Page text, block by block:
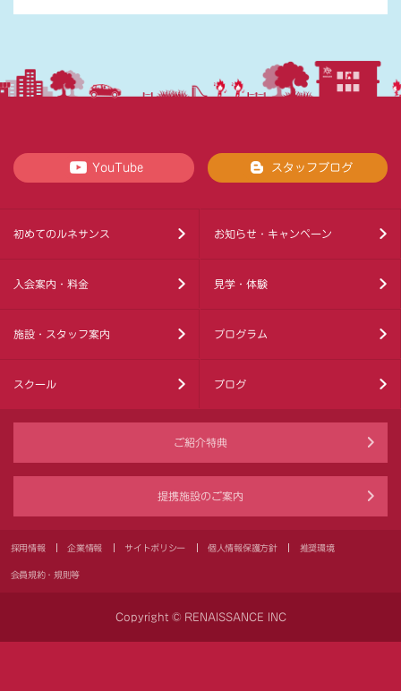
YouTube スタッフブログ
初めてのルネサンス お知らせ・キャンペーン
入会案内・料金 見学・体験
施設・スタッフ案内 プログラム
スクール ブログ
ご紹介特典
提携施設のご案内
採用情報 企業情報 サイトポリシー 個人情報保護方針 推奨環境
会員規約・規則等
Copyright © RENAISSANCE INC